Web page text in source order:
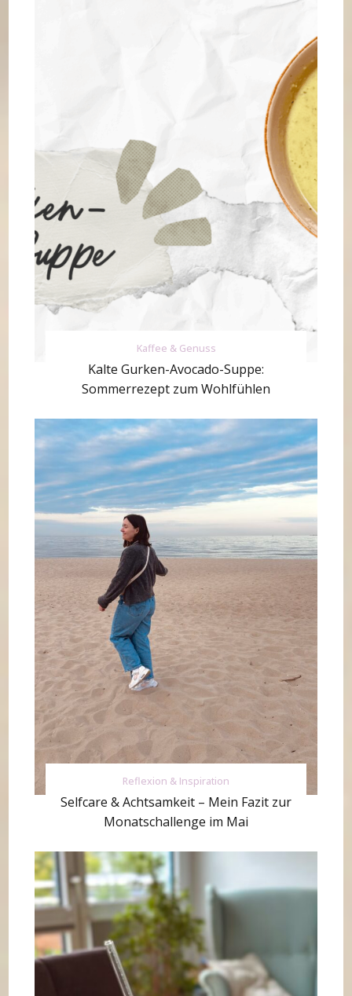
Kaffee & Genuss
Kalte Gurken-Avocado-Suppe:
Sommerrezept zum Wohlfühlen
Reflexion & Inspiration
Selfcare & Achtsamkeit – Mein Fazit zur
Monatschallenge im Mai